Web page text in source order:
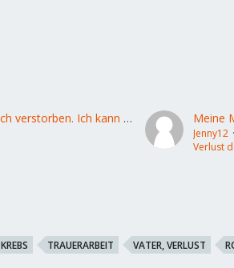
Mein geliebter Mann ist plötzlich verstorben. Ich kann nicht mehr. Meine
Jenny12
Verlust
KREBS TRAUERARBEIT VATER, VERLUST